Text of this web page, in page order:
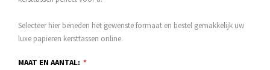
Selecteer hier beneden het gewenste formaat en bestel gemakkelijk uw
luxe papieren kersttassen online.
MAAT EN AANTAL: *